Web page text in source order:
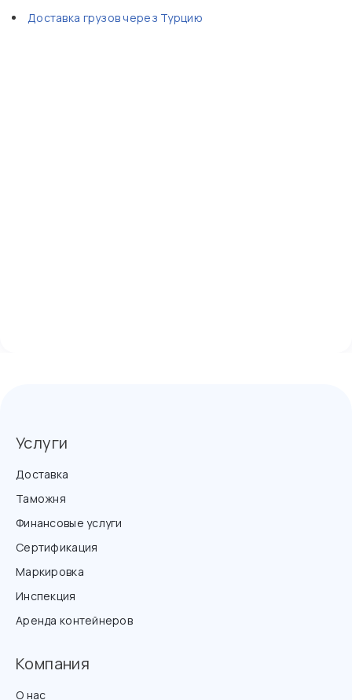
Доставка грузов через Турцию
Услуги
Доставка
Таможня
Финансовые услуги
Сертификация
Маркировка
Инспекция
Аренда контейнеров
Компания
О нас